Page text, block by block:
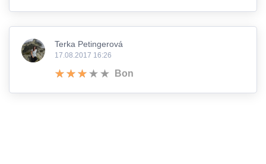
Terka Petingerová
17.08.2017 16:26
Bon